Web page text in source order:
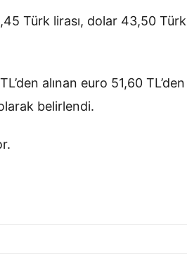
Türk lirası, dolar 43,50 Türk
alınan euro 51,60 TL’den
belirlendi.